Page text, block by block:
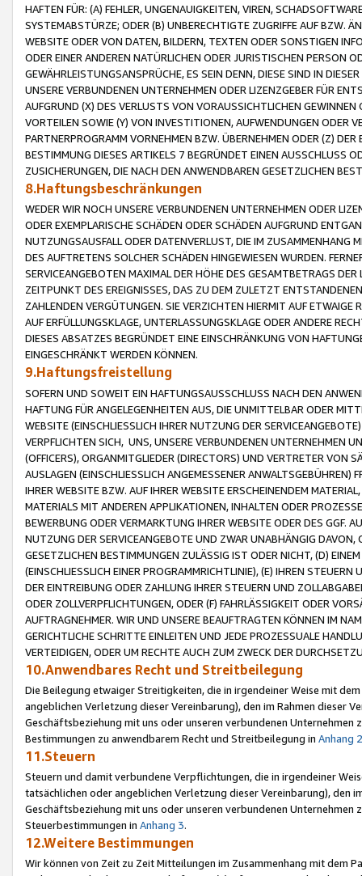
HAFTEN FÜR: (A) FEHLER, UNGENAUIGKEITEN, VIREN,
SYSTEMABSTÜRZE; ODER (B) UNBERECHTIGTE ZUGRIFFE AUF BZW.
WEBSITE ODER VON DATEN, BILDERN, TEXTEN ODER SONSTIGEN
ODER EINER ANDEREN NATÜRLICHEN ODER JURISTISCHEN PERSON
GEWÄHRLEISTUNGSANSPRÜCHE, ES SEIN DENN, DIESE SIND IN
UNSERE VERBUNDENEN UNTERNEHMEN ODER LIZENZGEBER FÜR
AUFGRUND (X) DES VERLUSTS VON VORAUSSICHTLICHEN
VORTEILEN SOWIE (Y) VON INVESTITIONEN, AUFWENDUNGEN ODER
PARTNERPROGRAMM VORNEHMEN BZW. ÜBERNEHMEN ODER (Z)
BESTIMMUNG DIESES ARTIKELS 7 BEGRÜNDET EINEN AUSSCHLUSS
ZUSICHERUNGEN, DIE NACH DEN ANWENDBAREN GESETZLICHEN
8.Haftungsbeschränkungen
WEDER WIR NOCH UNSERE VERBUNDENEN UNTERNEHMEN ODER
ODER EXEMPLARISCHE SCHÄDEN ODER SCHÄDEN AUFGRUND
NUTZUNGSAUSFALL ODER DATENVERLUST, DIE IM ZUSAMMENHANG
DES AUFTRETENS SOLCHER SCHÄDEN HINGEWIESEN WURDEN.
SERVICEANGEBOTEN MAXIMAL DER HÖHE DES GESAMTBETRAGS
ZEITPUNKT DES EREIGNISSES, DAS ZU DEM ZULETZT
ZAHLENDEN VERGÜTUNGEN. SIE VERZICHTEN HIERMIT AUF
AUF ERFÜLLUNGSKLAGE, UNTERLASSUNGSKLAGE ODER ANDERE
DIESES ABSATZES BEGRÜNDET EINE EINSCHRÄNKUNG VON
EINGESCHRÄNKT WERDEN KÖNNEN.
9.Haftungsfreistellung
SOFERN UND SOWEIT EIN HAFTUNGSAUSSCHLUSS NACH DEN
HAFTUNG FÜR ANGELEGENHEITEN AUS, DIE UNMITTELBAR ODER
WEBSITE (EINSCHLIESSLICH IHRER NUTZUNG DER
VERPFLICHTEN SICH, UNS, UNSERE VERBUNDENEN UNTERNEHMEN
(OFFICERS), ORGANMITGLIEDER (DIRECTORS) UND VERTRETER VON
AUSLAGEN (EINSCHLIESSLICH ANGEMESSENER
IHRER WEBSITE BZW. AUF IHRER WEBSITE ERSCHEINENDEM
MATERIALS MIT ANDEREN APPLIKATIONEN, INHALTEN ODER
BEWERBUNG ODER VERMARKTUNG IHRER WEBSITE ODER DES GGF.
NUTZUNG DER SERVICEANGEBOTE UND ZWAR UNABHÄNGIG
GESETZLICHEN BESTIMMUNGEN ZULÄSSIG IST ODER NICHT, (D)
(EINSCHLIESSLICH EINER PROGRAMMRICHTLINIE), (E) IHREN
DER EINTREIBUNG ODER ZAHLUNG IHRER STEUERN UND
ODER ZOLLVERPFLICHTUNGEN, ODER (F) FAHRLÄSSIGKEIT ODER
AUFTRAGNEHMER. WIR UND UNSERE BEAUFTRAGTEN KÖNNEN IM
GERICHTLICHE SCHRITTE EINLEITEN UND JEDE PROZESSUALE
VERTEIDIGEN, ODER UM RECHTE AUCH ZUM ZWECK DER
10.Anwendbares Recht und Streitbeilegung
Die Beilegung etwaiger Streitigkeiten, die in irgendeiner Weise mit
angeblichen Verletzung dieser Vereinbarung), den im Rahmen dieser
Geschäftsbeziehung mit uns oder unseren verbundenen
Bestimmungen zu anwendbarem Recht und Streitbeilegung in Anhang 2
11.Steuern
Steuern und damit verbundene Verpflichtungen, die in irgendeiner
tatsächlichen oder angeblichen Verletzung dieser Vereinbarung), den
Geschäftsbeziehung mit uns oder unseren verbundenen
Steuerbestimmungen in Anhang 3.
12.Weitere Bestimmungen
Wir können von Zeit zu Zeit Mitteilungen im Zusammenhang mit dem